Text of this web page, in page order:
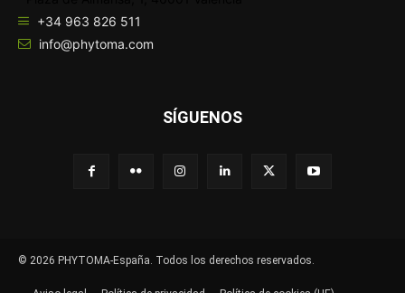
+34 963 826 511
info@phytoma.com
SÍGUENOS
© 2026 PHYTOMA-España. Todos los derechos reservados.